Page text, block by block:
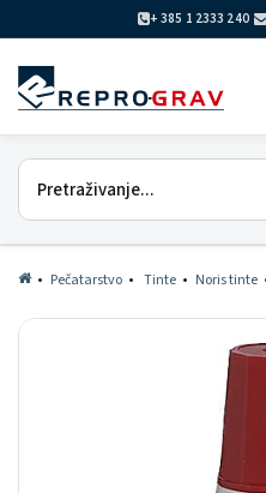
+ 385 1 2333 240
Pečatarstvo Tinte Noris tinte